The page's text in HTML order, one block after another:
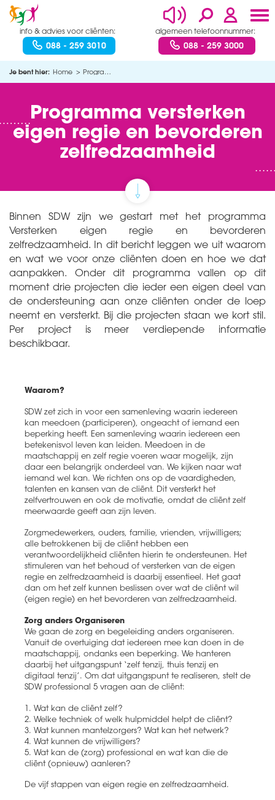
info & advies voor cliënten:
088 - 259 3010
algemeen telefoonnummer:
088 - 259 3000
Je bent hier: Home Programma versterken eigen regie en bevorderen zelfredzaamheid
Programma versterken
eigen regie en bevorderen
zelfredzaamheid
Binnen SDW zijn we gestart met het programma
Versterken eigen regie en bevorderen
zelfredzaamheid. In dit bericht leggen we uit waarom
en wat we voor onze cliënten doen en hoe we dat
aanpakken. Onder dit programma vallen op dit
moment drie projecten die ieder een eigen deel van
de ondersteuning aan onze cliënten onder de loep
neemt en versterkt. Bij die projecten staan we kort stil.
Per project is meer verdiepende informatie
beschikbaar.
Waarom?
SDW zet zich in voor een samenleving waarin iedereen
kan meedoen (participeren), ongeacht of iemand een
beperking heeft. Een samenleving waarin iedereen een
betekenisvol leven kan leiden. Meedoen in de
maatschappij en zelf regie voeren waar mogelijk, zijn
daar een belangrijk onderdeel van. We kijken naar wat
iemand wel kan. We richten ons op de vaardigheden,
talenten en kansen van de cliënt. Dit versterkt het
zelfvertrouwen en ook de motivatie, omdat de cliënt zelf
meerwaarde geeft aan zijn leven.
Zorgmedewerkers, ouders, familie, vrienden, vrijwilligers;
alle betrokkenen bij de cliënt hebben een
verantwoordelijkheid cliënten hierin te ondersteunen. Het
stimuleren van het behoud of versterken van de eigen
regie en zelfredzaamheid is daarbij essentieel. Het gaat
dan om het zelf kunnen beslissen over wat de cliënt wil
(eigen regie) en het bevorderen van zelfredzaamheid.
Zorg anders Organiseren
We gaan de zorg en begeleiding anders organiseren.
Vanuit de overtuiging dat iedereen mee kan doen in de
maatschappij, ondanks een beperking. We hanteren
daarbij het uitgangspunt ‘zelf tenzij, thuis tenzij en
digitaal tenzij’. Om dat uitgangspunt te realiseren, stelt de
SDW professional 5 vragen aan de cliënt:
1. Wat kan de cliënt zelf?
2. Welke techniek of welk hulpmiddel helpt de cliënt?
3. Wat kunnen mantelzorgers? Wat kan het netwerk?
4. Wat kunnen de vrijwilligers?
5. Wat kan de (zorg) professional en wat kan die de
cliënt (opnieuw) aanleren?
De vijf stappen van eigen regie en zelfredzaamheid.